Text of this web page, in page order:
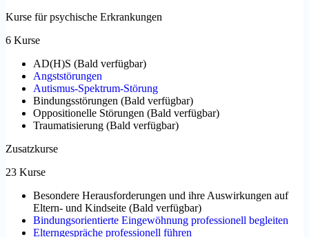
Kurse für psychische Erkrankungen
6 Kurse
AD(H)S (Bald verfügbar)
Angststörungen
Autismus-Spektrum-Störung
Bindungsstörungen (Bald verfügbar)
Oppositionelle Störungen (Bald verfügbar)
Traumatisierung (Bald verfügbar)
Zusatzkurse
23 Kurse
Besondere Herausforderungen und ihre Auswirkungen auf
Eltern- und Kindseite (Bald verfügbar)
Bindungsorientierte Eingewöhnung professionell begleiten
Elterngespräche professionell führen